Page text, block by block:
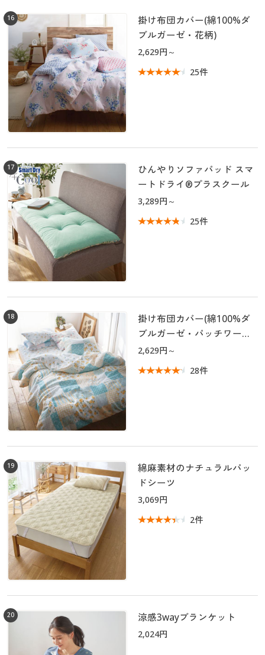
16
掛け布団カバー(綿100%ダ
ブルガーゼ・花柄)
2,629円～
25件
17
ひんやりソファパッド スマ
ートドライ®プラスクール
3,289円～
25件
18
掛け布団カバー(綿100%ダ
ブルガーゼ・パッチワーク
柄)
2,629円～
28件
19
綿麻素材のナチュラルパッ
ドシーツ
3,069円
2件
20 涼感3wayブランケット
2,024円